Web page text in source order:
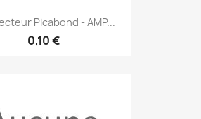
Picabond - AMP...
0,10 €